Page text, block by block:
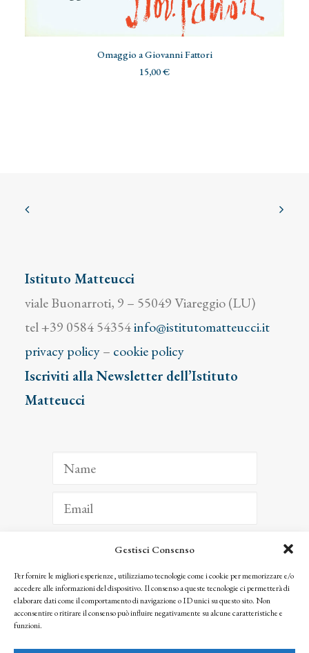
Gestisci Consenso
Per fornire le migliori esperienze, utilizziamo tecnologie come i cookie per memorizzare e/o
accedere alle informazioni del dispositivo. Il consenso a queste tecnologie ci permetterà di
elaborare dati come il comportamento di navigazione o ID unici su questo sito. Non
acconsentire o ritirare il consenso può influire negativamente su alcune caratteristiche e
funzioni.
ADD TO CART
Omaggio a Giovanni Fattori
15,00€
Istituto Matteucci
viale Buonarroti, 9 – 55049 Viareggio (LU)
tel +39 0584 54354info@istitutomatteucci.it
privacy policy– cookie policy
Iscriviti alla Newsletter dell’Istituto
Matteucci
ISCRIVITI
Facendo clic per iscriverti, riconosci che le tue informazioni saranno trattate
seguendo la nostra Privacy Policy
© 2025 Istituto Matteucci. All right reserved
l’autorizzazione scritta dei proprietari dei diritti e dell’Istituto Matteucci